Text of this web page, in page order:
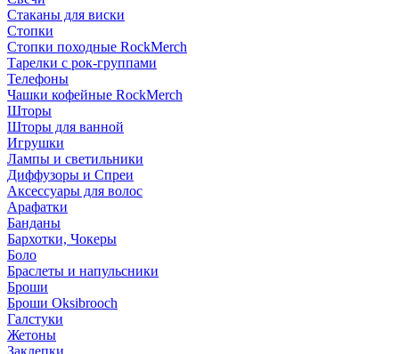
Стаканы для виски
Стопки
Стопки походные RockMerch
Тарелки с рок-группами
Телефоны
Чашки кофейные RockMerch
Шторы
Шторы для ванной
Игрушки
Лампы и светильники
Диффузоры и Спреи
Аксессуары для волос
Арафатки
Банданы
Бархотки, Чокеры
Боло
Браслеты и напульсники
Броши
Броши Oksibrooch
Галстуки
Жетоны
Заклепки